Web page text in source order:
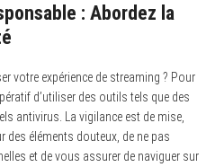
: Abordez la
votre expérience de streaming ? Pour
d’utiliser des outils tels que des
antivirus. La vigilance est de mise,
des éléments douteux, de ne pas
et de vous assurer de naviguer sur